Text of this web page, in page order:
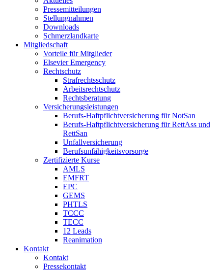
Pressemitteilungen
Stellungnahmen
Downloads
Schmerzlandkarte
Mitgliedschaft
Vorteile für Mitglieder
Elsevier Emergency
Rechtschutz
Strafrechtsschutz
Arbeitsrechtschutz
Rechtsberatung
Versicherungsleistungen
Berufs-Haftpflichtversicherung für NotSan
Berufs-Haftpflichtversicherung für RettAss und
RettSan
Unfallversicherung
Berufsunfähigkeitsvorsorge
Zertifizierte Kurse
AMLS
EMFRT
EPC
GEMS
PHTLS
TCCC
TECC
12 Leads
Reanimation
Kontakt
Kontakt
Pressekontakt